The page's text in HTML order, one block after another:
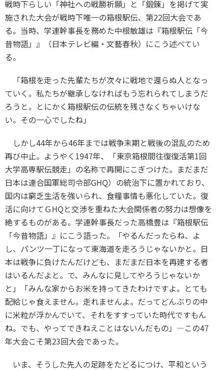
戦時下らしい「神社への戦勝祈願」と「鍛錬」を掲げて実
施された大会が戦時下唯一の箱根駅伝、第22回大会であ
る。当時、学連幹事長を務めた中根敏雄は『箱根駅伝「今
昔物語」』（日本テレビ編・文藝春秋）にこう述べてい
る。
「箱根を走った先輩たちが次々に戦地で還らぬ人となっ
ていく。私たちが継承しなければもう忘れられてしまうだ
ろうと。とにかく箱根駅伝の伝統を残さなくちゃいけな
い。その一心でしたね」
しかし44年から46年までは戦争末期と戦後の混乱のため
再び中止。ようやく 1947年、「東京箱根間往復復活第1回
大学高専駅伝競走」の名称で再開にこぎつけた。まだまだ
日本は連合国軍総司令部GHQ）の統治下に置かれており、
国内は窮乏生活を強いられ、食糧事情も悪化していた。復
活に向けてＧHQと交渉を重ねた大会関係者の努力は想像を
絶するものがある。学連幹事長だった高橋豊は『箱根駅伝
「今昔物語」』にこう語った。「やるんだったらね、よ
し、パンツ一丁になって東海道を走ろうじゃないかと。日
本は戦争に負けたんだけども、まだまだ日本を再建する者
はいるんだよと。で、みんなに見してやろうじゃないか
と」「みんな家からお米を持ってきたわけですよ。とても
配給じゃ食えません。走れませんよ。だってどんぶりの中
に米粒が浮かんでいて、それをすすっていた時代ですもん
ね。でも、やってできねえことはないんだもの」―この47
年大会こそ第23回大会であった。
いま、そうした先人の足跡をたどるにつけ、平和という